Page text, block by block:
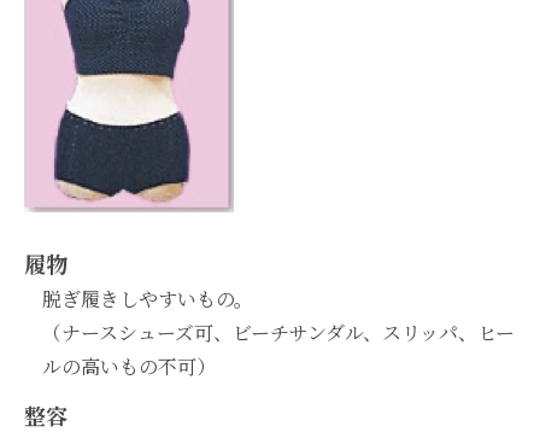
履物
脱ぎ履きしやすいもの。
（ナースシューズ可、ビーチサンダル、スリッパ、ヒー
ルの高いもの不可）
整容